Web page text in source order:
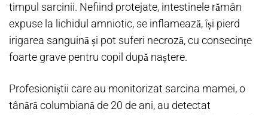
timpul sarcinii. Nefiind protejate, intestinele rămân
expuse la lichidul amniotic, se inflamează, își pierd
irigarea sanguină și pot suferi necroză, cu consecințe
foarte grave pentru copil după naștere.
Profesioniștii care au monitorizat sarcina mamei, o
tânără columbiană de 20 de ani, au detectat